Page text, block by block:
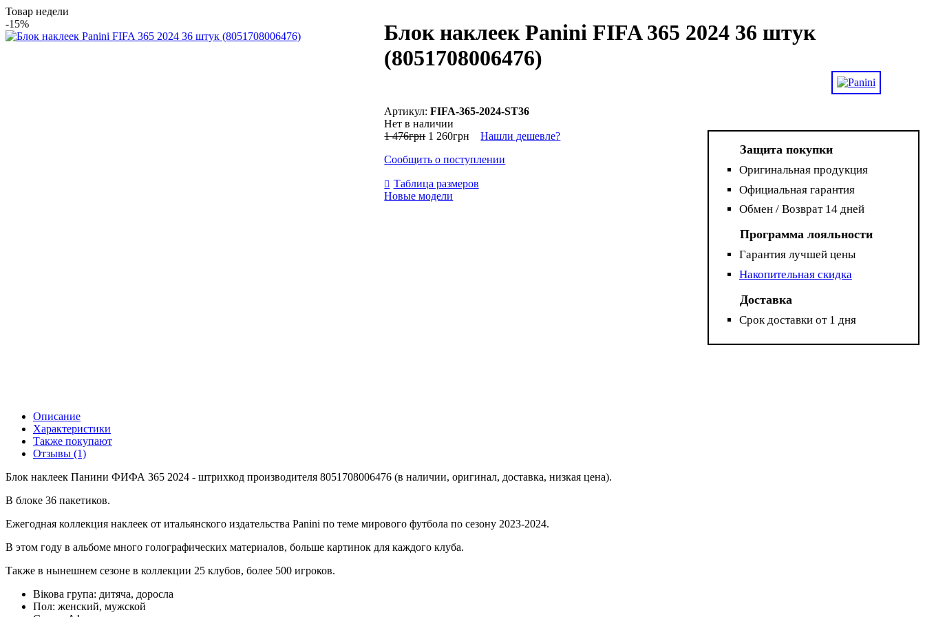
Товар недели
-15%
Блок наклеек Panini FIFA 365 2024 36 штук
(8051708006476)
FIFA-365-2024-ST36
Нет в наличии
1 476грн 1 260грн
Нашли дешевле?
Сообщить о поступлении
Таблица размеров
Новые модели
Защита покупки
Оригинальная продукция
Официальная гарантия
Обмен / Возврат 14 дней
Программа лояльности
Гарантия лучшей цены
Накопительная скидка
Доставка
Срок доставки от 1 дня
Описание
Характеристики
Также покупают
Отзывы (1)
Блок наклеек Панини ФИФА 365 2024 - штрихкод производителя 8051708006476 (в наличии, оригинал, доставка, низкая цена).
В блоке 36 пакетиков.
Ежегодная коллекция наклеек от итальянского издательства Panini по теме мирового футбола по сезону 2023-2024.
В этом году в альбоме много голографических материалов, больше картинок для каждого клуба.
Также в нынешнем сезоне в коллекции 25 клубов, более 500 игроков.
Вікова група: дитяча, доросла
Пол: женский, мужской